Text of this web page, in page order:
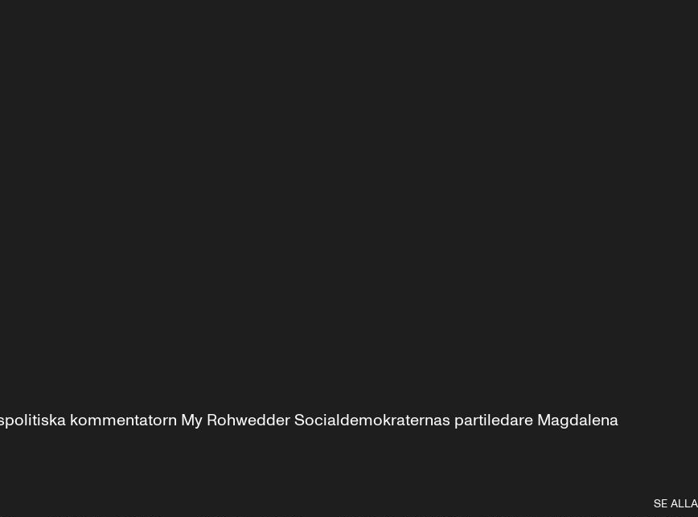
kommentatorn My Rohwedder Socialdemokraternas partiledare Magdalena
SE ALLA